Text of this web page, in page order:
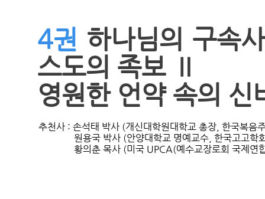
4권 하나님의 구속
스도의 족보 Ⅱ
영원한 언약 속의 신
추천사 : 손석태 박사 (개신대학원대학교 총장, 한국복음
원용국 박사 (안양대학교 명예교수, 한국고고